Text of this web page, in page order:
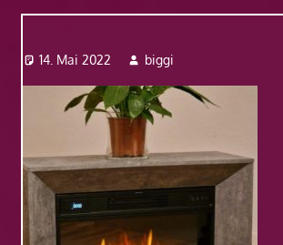
Website
14. Mai 2022 biggi